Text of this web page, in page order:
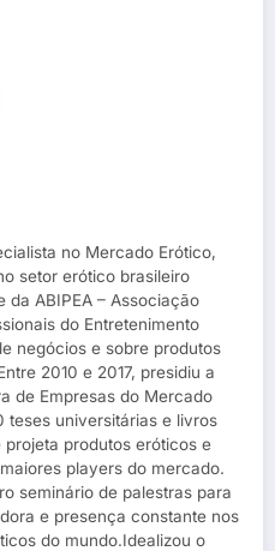
no Mercado Erótico,
setor erótico brasileiro
ABIPEA – Associação
do Entretenimento
negócios e sobre produtos
2010 e 2017, presidiu a
de Empresas do Mercado
teses universitárias e livros
produtos eróticos e
players do mercado.
seminário de palestras para
e presença constante nos
do mundo.Idealizou o